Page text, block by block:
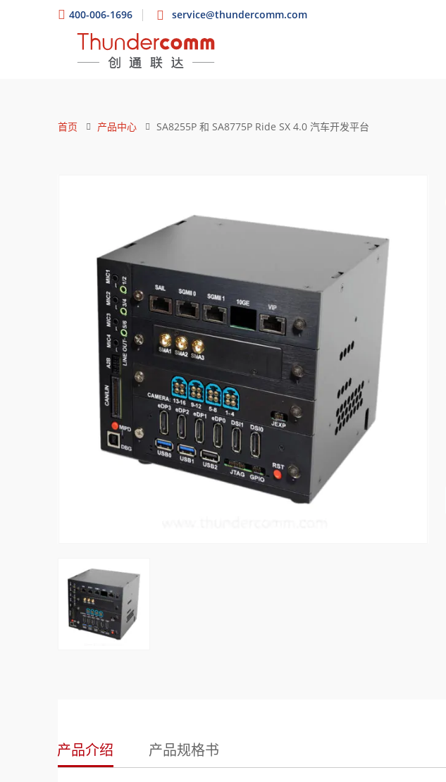
400-006-1696 service@thundercomm.com
首页 产品中心 SA8255P 和 SA8775P Ride SX 4.0 汽车开发平台
产品介绍 产品规格书